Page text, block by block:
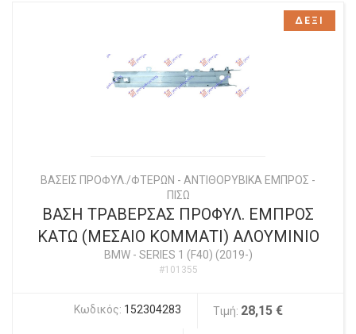
ΒΑΣΕΙΣ ΠΡΟΦΥΛ./ΦΤΕΡΩΝ - ΑΝΤΙΘΟΡΥΒΙΚΑ ΕΜΠΡΟΣ -
ΠΙΣΩ
ΒΑΣΗ ΤΡΑΒΕΡΣΑΣ ΠΡΟΦΥΛ. ΕΜΠΡΟΣ
ΚΑΤΩ (ΜΕΣΑΙΟ ΚΟΜΜΑΤΙ) ΑΛΟΥΜΙΝΙΟ
BMW- SERIES 1 (F40) (2019-)
#101355
Κωδικός: 152304283 Τιμή: 28,15 €
ΔΕΞΙ